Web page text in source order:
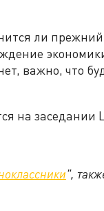
ли
важно, что
на заседании
",